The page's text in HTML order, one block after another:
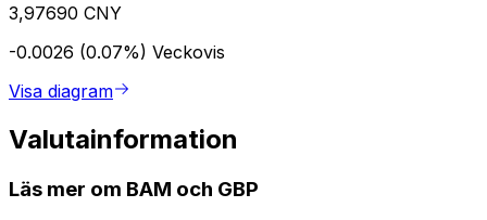
3,97690 CNY
-0.0026 (0.07%) Veckovis
Visa diagram
Valutainformation
Läs mer om BAM och GBP